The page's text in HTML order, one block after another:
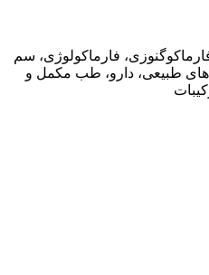
فارماکولوژی، سم
طبیعی، دارو، طب مکمل و